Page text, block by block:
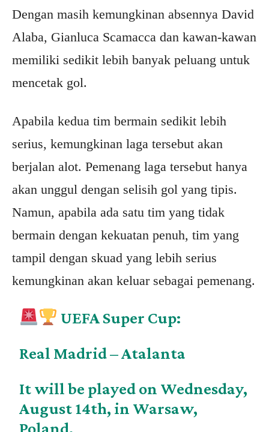
Dengan masih kemungkinan absennya David
Alaba, Gianluca Scamacca dan kawan-kawan
memiliki sedikit lebih banyak peluang untuk
mencetak gol.
Apabila kedua tim bermain sedikit lebih
serius, kemungkinan laga tersebut akan
berjalan alot. Pemenang laga tersebut hanya
akan unggul dengan selisih gol yang tipis.
Namun, apabila ada satu tim yang tidak
bermain dengan kekuatan penuh, tim yang
tampil dengan skuad yang lebih serius
kemungkinan akan keluar sebagai pemenang.
UEFA Super Cup:
Real Madrid – Atalanta
It will be played on Wednesday,
August 14th, in Warsaw,